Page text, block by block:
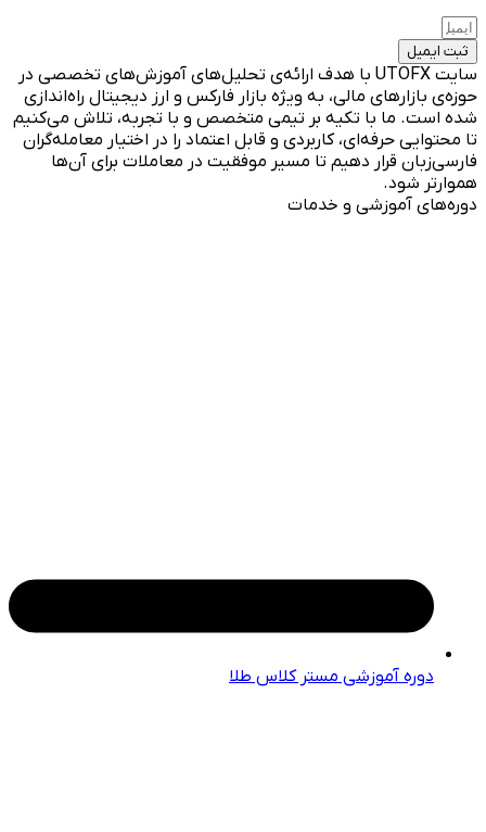
ثبت ایمیل
سایت UTOFX با هدف ارائه‌ی تحلیل‌های آموزش‌های تخصصی در
حوزه‌ی بازارهای مالی، به ویژه بازار فارکس و ارز دیجیتال راه‌اندازی
شده است. ما با تکیه بر تیمی متخصص و با تجربه، تلاش می‌کنیم
تا محتوایی حرفه‌ای، کاربردی و قابل اعتماد را در اختیار معامله‌گران
فارسی‌زبان قرار دهیم تا مسیر موفقیت در معاملات برای آن‌ها
هموارتر شود.
دوره‌های آموزشی و خدمات
دوره آموزشی مستر کلاس طلا